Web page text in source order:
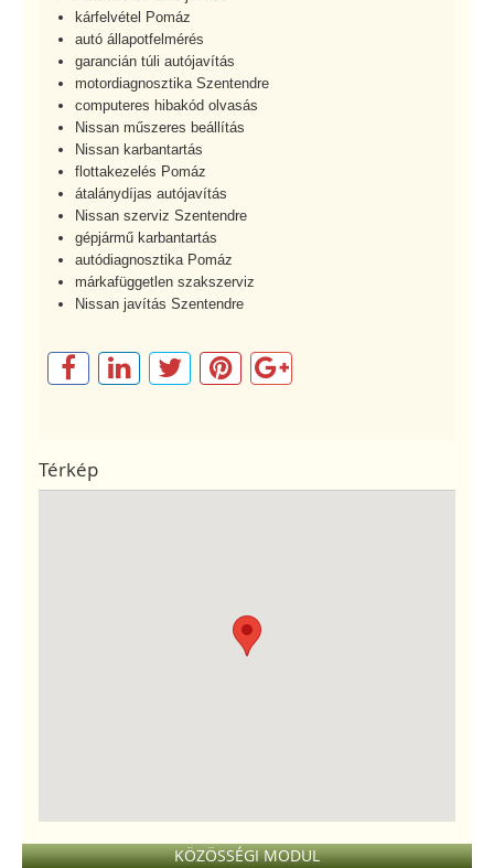
kárfelvétel Pomáz
autó állapotfelmérés
garancián túli autójavítás
motordiagnosztika Szentendre
computeres hibakód olvasás
Nissan műszeres beállítás
Nissan karbantartás
flottakezelés Pomáz
átalánydíjas autójavítás
Nissan szerviz Szentendre
gépjármű karbantartás
autódiagnosztika Pomáz
márkafüggetlen szakszerviz
Nissan javítás Szentendre
Térkép
KÖZÖSSÉGI MODUL